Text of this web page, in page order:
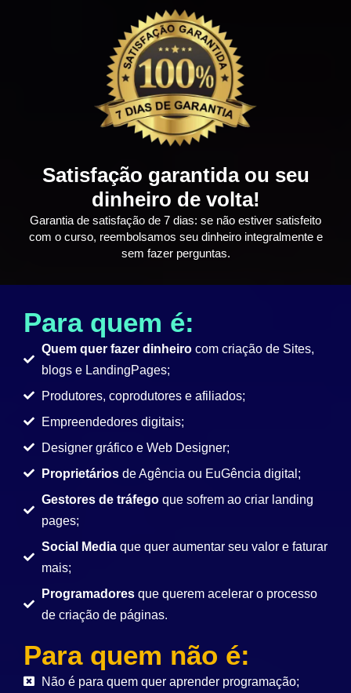
Satisfação garantida ou seu
dinheiro de volta!
Garantia de satisfação de 7 dias: se não estiver satisfeito
com o curso, reembolsamos seu dinheiro integralmente e
sem fazer perguntas.
Para quem é:
Quem quer fazer dinheiro com criação de Sites,
blogs e LandingPages;
Produtores, coprodutores e afiliados;
Empreendedores digitais;
Designer gráfico e Web Designer;
Proprietários de Agência ou EuGência digital;
Gestores de tráfegoque sofrem ao criar landing
pages;
Social Media que quer aumentar seu valor e faturar
mais;
Programadores que querem acelerar o processo
de criação de páginas.
Para quem não é:
Não é para quem quer aprender programação;